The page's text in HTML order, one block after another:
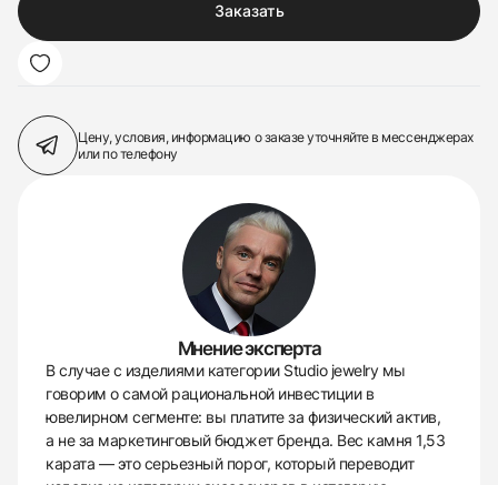
Заказать
Цену, условия, информацию о заказеуточняйте в мессенджерах
или по телефону
Мнение эксперта
В случае с изделиями категории Studio jewelry мы
говорим о самой рациональной инвестиции в
ювелирном сегменте: вы платите за физический актив,
а не за маркетинговый бюджет бренда. Вес камня 1,53
карата — это серьезный порог, который переводит